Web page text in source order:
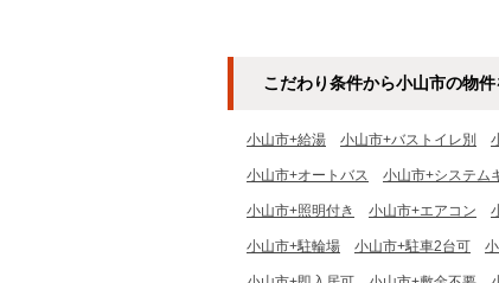
こだわり条件から小山市の物
小山市+給湯 小山市+バストイレ別
小山市+オートバス 小山市+システム
小山市+照明付き 小山市+エアコン
小山市+駐輪場 小山市+駐車2台可